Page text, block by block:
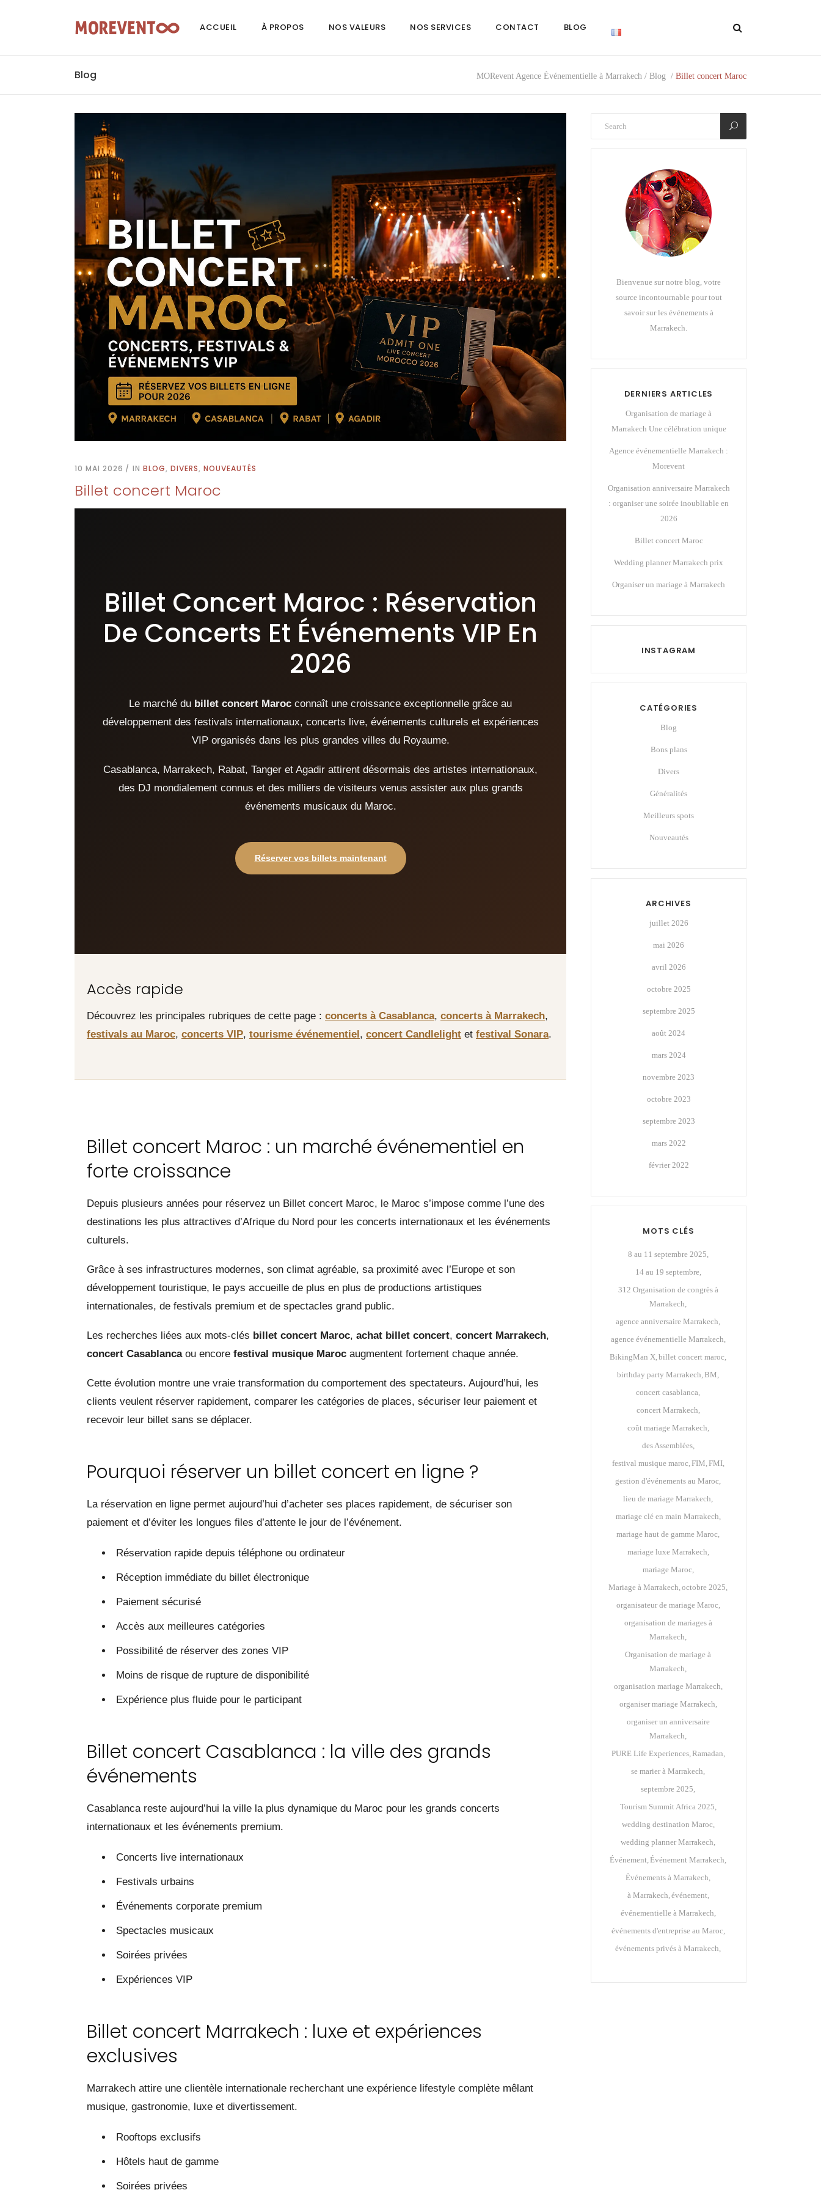
ACCUEIL À PROPOS NOS VALEURS NOS SERVICES CONTACT BLOG
Blog MORevent Agence Événementielle à Marrakech / Blog / Billet concert Maroc
10 MAI 2026 IN BLOG, DIVERS, NOUVEAUTÉS
Billet concert Maroc
Billet Concert Maroc : Réservation
De Concerts Et Événements VIP En
2026
Le marché du billet concert Maroc connaît une croissance exceptionnelle grâce au
développement des festivals internationaux, concerts live, événements culturels et expériences
VIP organisés dans les plus grandes villes du Royaume.
Casablanca, Marrakech, Rabat, Tanger et Agadir attirent désormais des artistes internationaux,
des DJ mondialement connus et des milliers de visiteurs venus assister aux plus grands
événements musicaux du Maroc.
Réserver vos billets maintenant
Accès rapide
Découvrez les principales rubriques de cette page : concerts à Casablanca, concerts à Marrakech,
festivals au Maroc, concerts VIP, tourisme événementiel, concert Candlelight et festival Sonara.
Billet concert Maroc : un marché événementiel en
forte croissance
Depuis plusieurs années pour réservez un Billet concert Maroc, le Maroc s’impose comme l’une des
destinations les plus attractives d’Afrique du Nord pour les concerts internationaux et les événements
culturels.
Grâce à ses infrastructures modernes, son climat agréable, sa proximité avec l’Europe et son
développement touristique, le pays accueille de plus en plus de productions artistiques
internationales, de festivals premium et de spectacles grand public.
Les recherches liées aux mots-clés billet concert Maroc, achat billet concert, concert Marrakech,
concert Casablancaou encore festival musique Maroc augmentent fortement chaque année.
Cette évolution montre une vraie transformation du comportement des spectateurs. Aujourd’hui, les
clients veulent réserver rapidement, comparer les catégories de places, sécuriser leur paiement et
recevoir leur billet sans se déplacer.
Pourquoi réserver un billet concert en ligne ?
La réservation en ligne permet aujourd’hui d’acheter ses places rapidement, de sécuriser son
paiement et d’éviter les longues files d’attente le jour de l’événement.
Réservation rapide depuis téléphone ou ordinateur
Réception immédiate du billet électronique
Paiement sécurisé
Accès aux meilleures catégories
Possibilité de réserver des zones VIP
Moins de risque de rupture de disponibilité
Expérience plus fluide pour le participant
Billet concert Casablanca : la ville des grands
événements
Casablanca reste aujourd’hui la ville la plus dynamique du Maroc pour les grands concerts
internationaux et les événements premium.
Concerts live internationaux
Festivals urbains
Événements corporate premium
Spectacles musicaux
Soirées privées
Expériences VIP
Billet concert Marrakech : luxe et expériences
exclusives
Marrakech attire une clientèle internationale recherchant une expérience lifestyle complète mêlant
musique, gastronomie, luxe et divertissement.
Rooftops exclusifs
Hôtels haut de gamme
Soirées privées
Bienvenue sur notre blog, votre
source incontournable pour tout
savoir sur les événements à
Marrakech.
DERNIERS ARTICLES
Organisation de mariage à
Marrakech Une célébration unique
Agence événementielle Marrakech :
Morevent
Organisation anniversaire Marrakech
: organiser une soirée inoubliable en
2026
Billet concert Maroc
Wedding planner Marrakech prix
Organiser un mariage à Marrakech
INSTAGRAM
CATÉGORIES
Blog
Bons plans
Divers
Généralités
Meilleurs spots
Nouveautés
ARCHIVES
juillet 2026
mai 2026
avril 2026
octobre 2025
septembre 2025
août 2024
mars 2024
novembre 2023
octobre 2023
septembre 2023
mars 2022
février 2022
MOTS CLÉS
8 au 11 septembre 2025
14 au 19 septembre
312 Organisation de congrès à
Marrakech
agence anniversaire Marrakech
agence événementielle Marrakech
BikingMan X billet concert maroc
birthday party Marrakech BM
concert casablanca
concert Marrakech
coût mariage Marrakech
des Assemblées
festival musique maroc FIM FMI
gestion d'événements au Maroc
lieu de mariage Marrakech
mariage clé en main Marrakech
mariage haut de gamme Maroc
mariage luxe Marrakech
mariage Maroc
Mariage à Marrakech octobre 2025
organisateur de mariage Maroc
organisation de mariages à
Marrakech
Organisation de mariage à
Marrakech
organisation mariage Marrakech
organiser mariage Marrakech
organiser un anniversaire
Marrakech
PURE Life Experiences Ramadan
se marier à Marrakech
septembre 2025
Tourism Summit Africa 2025
wedding destination Maroc
wedding planner Marrakech
Événement Événement Marrakech
Événements à Marrakech
à Marrakech événement
événementielle à Marrakech
événements d'entreprise au Maroc
événements privés à Marrakech